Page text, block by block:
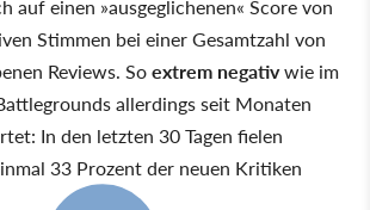
auf einen »ausgeglichenen« Score von
Stimmen bei einer Gesamtzahl von
Reviews. Soextrem negativwie im
allerdings seit Monaten
In den letzten 30 Tagen fielen
33 Prozent der neuen Kritiken